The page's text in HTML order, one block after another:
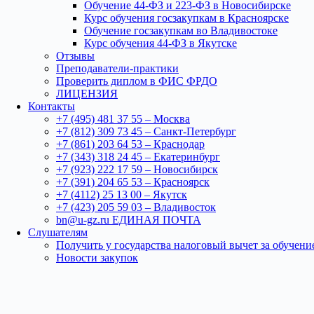
Обучение 44-ФЗ и 223-ФЗ в Новосибирске
Курс обучения госзакупкам в Красноярске
Обучение госзакупкам во Владивостоке
Курс обучения 44-ФЗ в Якутске
Отзывы
Преподаватели-практики
Проверить диплом в ФИС ФРДО
ЛИЦЕНЗИЯ
Контакты
+7 (495) 481 37 55 – Москва
+7 (812) 309 73 45 – Санкт-Петербург
+7 (861) 203 64 53 – Краснодар
+7 (343) 318 24 45 – Екатеринбург
+7 (923) 222 17 59 – Новосибирск
+7 (391) 204 65 53 – Красноярск
+7 (4112) 25 13 00 – Якутск
+7 (423) 205 59 03 – Владивосток
bn@u-gz.ru ЕДИНАЯ ПОЧТА
Слушателям
Получить у государства налоговый вычет за
Новости закупок